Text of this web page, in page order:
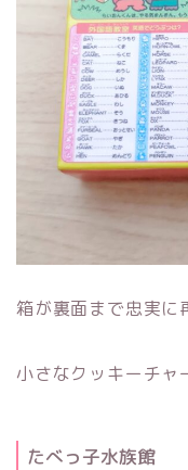
箱が裏面まで忠実に
小さなクッキーチャ
たべっ子水族館